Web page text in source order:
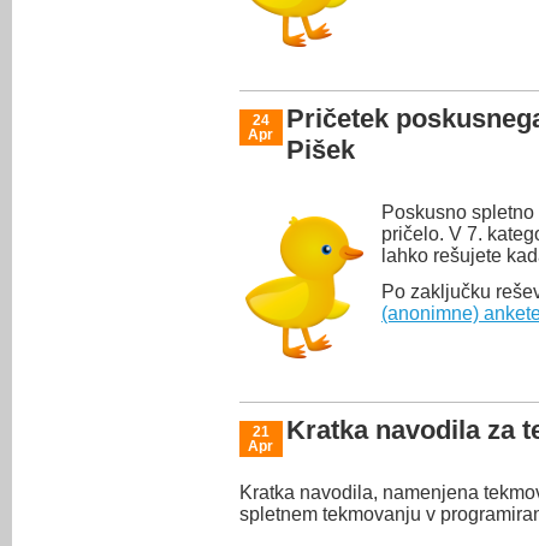
24
Apr
Pričetek
Pišek
Poskusno
pričelo. V 7.
lahko rešujete
Po zaključku
(anonimne)
21
Apr
Kratka navodila za
Kratka navodila, namenjena
spletnem tekmovanju v